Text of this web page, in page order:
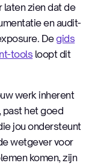
laten zien dat de
en audit-
Degids
tools loopt dit
werk inherent
past het goed
jou ondersteunt
wetgever voor
komen, zijn